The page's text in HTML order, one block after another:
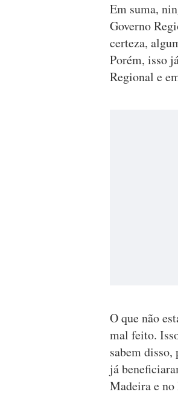
Em suma,
Governo
certeza,
Porém, isso
Regional e
O que não
mal feito.
sabem
já
Madeira e no